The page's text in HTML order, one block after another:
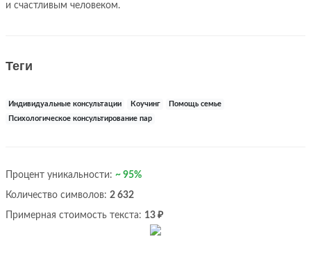
и счастливым человеком.
Теги
Индивидуальные консультации Коучинг Помощь семье
Психологическое консультирование пар
Процент уникальности: ~ 95%
Количество символов: 2 632
Примерная стоимость текста: 13 ₽